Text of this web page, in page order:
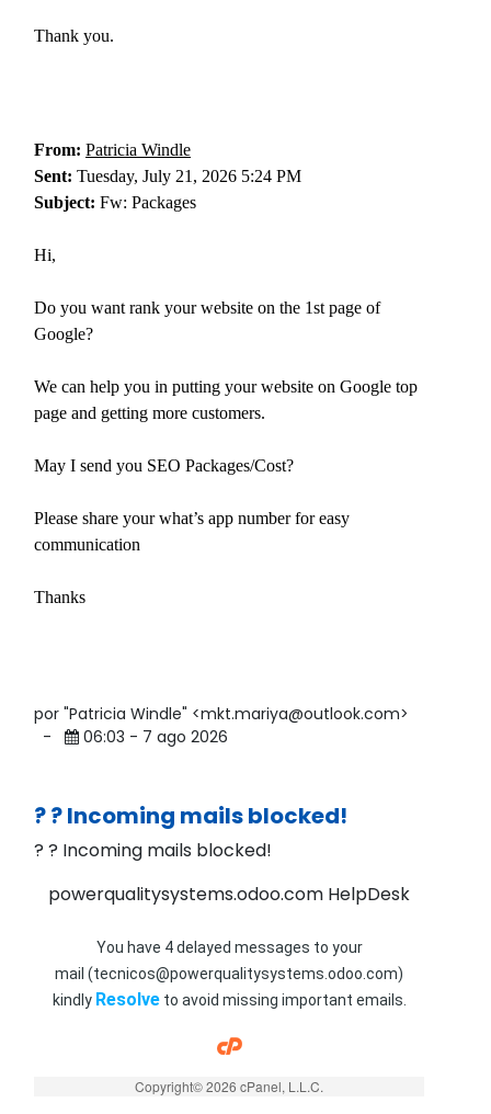
Thank you.
From: Patricia Windle
Sent: Tuesday, July 21, 2026 5:24 PM
Subject: Fw: Packages
Hi,
Do you want rank your website on the 1st page of
Google?
We can help you in putting your website on Google top
page and getting more customers.
May I send you SEO Packages/Cost?
Please share your what’s app number for easy
communication
Thanks
por "Patricia Windle" <mkt.mariya@outlook.com>
-
06:03 - 7 ago 2026
? ? Incoming mails blocked!
? ? Incoming mails blocked!
powerqualitysystems.odoo.com HelpDesk
You have 4 delayed messages to your
mail (tecnicos@powerqualitysystems.odoo.com)
kindly Resolveto avoid missing important emails.
Copyright© 2026 cPanel, L.L.C.